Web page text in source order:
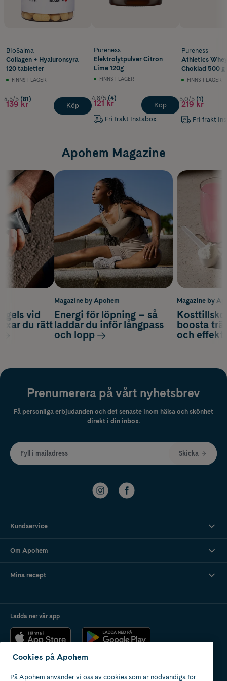
BioSalma
Collagen + Hyaluronsyra
120 tabletter
FINNS I LAGER
4.5/5 (81)
139 kr Köp
Pureness
Elektrolytpulver Citron
Lime 120g
FINNS I LAGER
4.8/5 (4)
121 kr
Fri frakt Instabox
Köp
Pureness
Athletics
Choklad 500 g
FINNS I LAGER
5.0/5 (1)
219 kr
Fri frakt
Apohem Magazine
Magazine by
boosta
och
gels vid
du rätt
Magazine by Apohem
Energi för löpning – så
laddar du inför långpass
och lopp
Prenumerera på vårt nyhetsbrev
Få personliga erbjudanden och det senaste inom hälsa och skönhet
direkt i din inbox.
Fyll i mailadress Skicka
Kundservice
Om Apohem
Mina recept
Ladda ner vår app
Cookies på Apohem
På Apohem använder vi oss av cookies som är nödvändiga för